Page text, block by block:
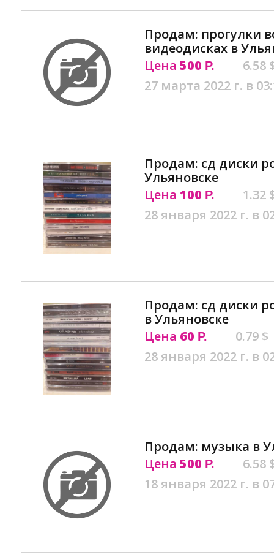
Продам: прогулки
видеодисках в
Цена 500 Р.
6.58
27 марта 2022 г. в
Продам: сд диски
Ульяновске
Цена 100 Р.
1.32
28 января 2022 г. в
Продам: сд диски
в Ульяновске
Цена 60 Р.
0.79 $
28 января 2022 г. в
Продам: музыка в
Цена 500 Р.
6.58
18 января 2022 г. в